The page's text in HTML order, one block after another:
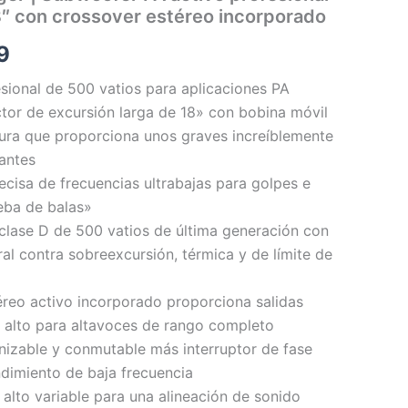
con crossover estéreo incorporado
de 500 vatios para aplicaciones PA
de excursión larga de 18» con bobina móvil
que proporciona unos graves increíblemente
de frecuencias ultrabajas para golpes e
de balas»
D de 500 vatios de última generación con
contra sobreexcursión, térmica y de límite de
activo incorporado proporciona salidas
para altavoces de rango completo
y conmutable más interruptor de fase
de baja frecuencia
variable para una alineación de sonido